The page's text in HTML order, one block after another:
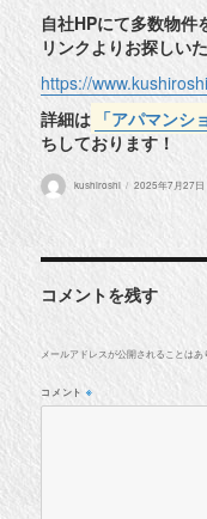
自社HPにて多数物
リンクよりお探しい
https://
詳細は 「アパマンシ
ちしております！
投
kushiroshi
投
2025年7月27日
コメントを残す
メールアドレスが公開されることはあ
コメント ※